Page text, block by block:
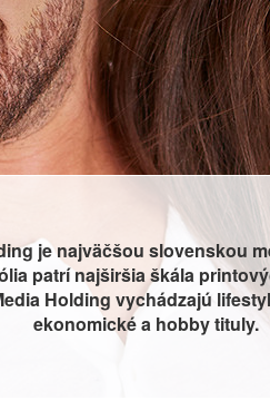
je najväčšou slovenskou
patrí najširšia škála
Holding vychádzajú
ekonomické a hobby tituly.